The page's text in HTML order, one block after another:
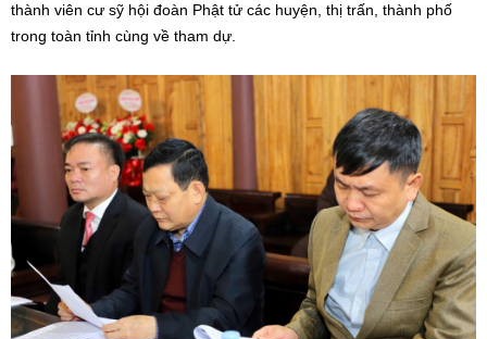
thành viên cư sỹ hội đoàn Phật tử các huyện, thị trấn, thành phố
trong toàn tỉnh cùng về tham dự.